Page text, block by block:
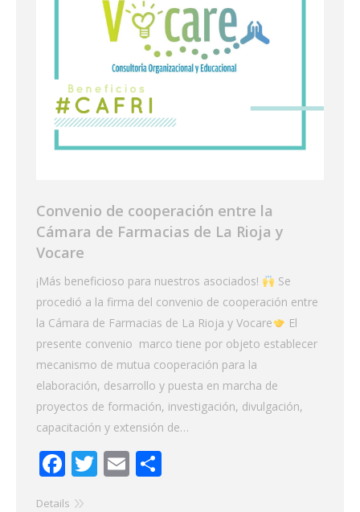
Convenio de cooperación entre la
Cámara de Farmacias de La Rioja y
Vocare
¡Más beneficioso para nuestros asociados!
Se
procedió a la firma del convenio de cooperación entre
la Cámara de Farmacias de La Rioja y Vocare
El
presente convenio marco tiene por objeto establecer
mecanismo de mutua cooperación para la
elaboración, desarrollo y puesta en marcha de
proyectos de formación, investigación, divulgación,
capacitación y extensión de…
Facebook
Twitter
Email
Details